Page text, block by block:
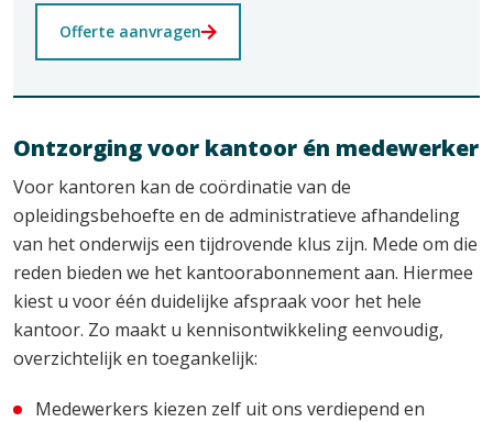
Offerte aanvragen
Ontzorging voor kantoor én medewerker
Voor kantoren kan de coördinatie van de
opleidingsbehoefte en de administratieve afhandeling
van het onderwijs een tijdrovende klus zijn. Mede om die
reden bieden we het kantoorabonnement aan. Hiermee
kiest u voor één duidelijke afspraak voor het hele
kantoor. Zo maakt u kennisontwikkeling eenvoudig,
overzichtelijk en toegankelijk:
Medewerkers kiezen zelf uit ons verdiepend en